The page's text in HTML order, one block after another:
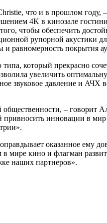
что и в прошлом
4K в кинозале
чтобы обеспечить
рупорной акустики
равномерность покрытия
который прекрасно
увеличить
звуковое давление и АЧХ
–
инновации в
оказанное ему
мире кино и флагман
наших партнеров».